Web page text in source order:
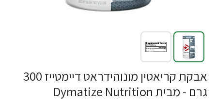
אבקת קריאטין מונוהידראט דיימטייז 300
גרם - מבית Dymatize Nutrition